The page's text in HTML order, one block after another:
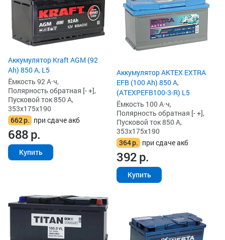
Аккумулятор Kraft AGM (92
Ah) 850 А, L5
Ёмкость 92 А·ч,
Полярность обратная [- +],
Пусковой ток 850 А,
353x175x190
662р. при сдаче акб
688р.
Купить
Аккумулятор AKTEX EXTRA
EFB (100 Ah) 850 А,
(ATEXPEFB100-3-R) L5
Ёмкость 100 А·ч,
Полярность обратная [- +],
Пусковой ток 850 А,
353x175x190
364р. при сдаче акб
392р.
Купить